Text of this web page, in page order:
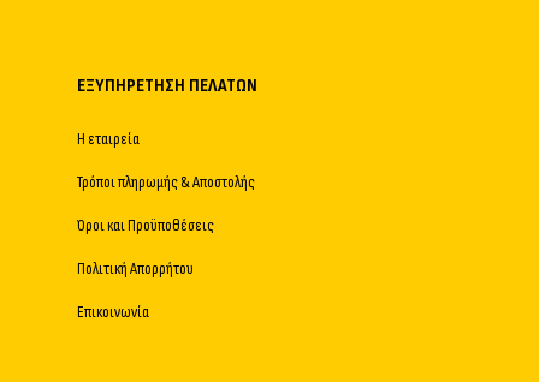
ΕΞΥΠΗΡΈΤΗΣΗ ΠΕΛΑΤΏΝ
Η εταιρεία
Τρόποι πληρωμής & Αποστολής
Όροι και Προϋποθέσεις
Πολιτική Απορρήτου
Επικοινωνία